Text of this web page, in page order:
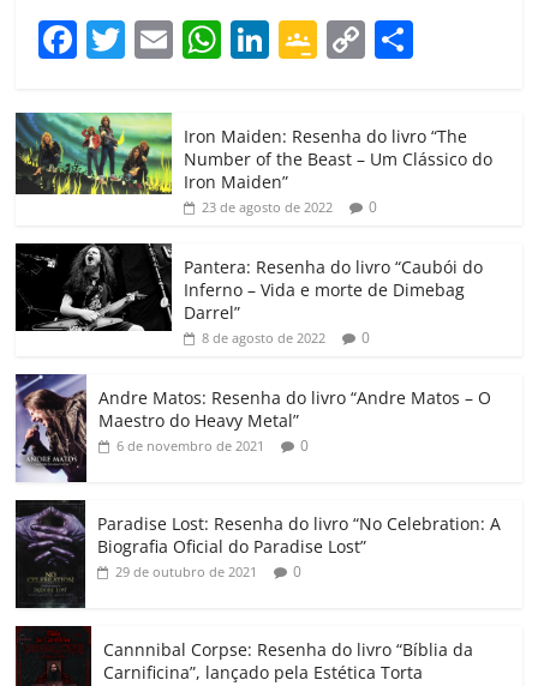
F
c
e
b
o
o
k
T
itt
er
E W
at
s
A
p
Li
e
dI
G
gl
e
Cl
a
ss
ro
o
C
p
y
Li
k
m
p
h
ar
Iron Maiden: Resenha do livro “The
Number of the Beast – Um Clássico do
Iron Maiden”
23 de agosto de 2022 0
Pantera: Resenha do livro “Caubói do
Inferno – Vida e morte de Dimebag
Darrel”
8 de agosto de 2022 0
Andre Matos: Resenha do livro “Andre Matos – O
Maestro do Heavy Metal”
6 de novembro de 2021 0
Paradise Lost: Resenha do livro “No Celebration: A
Biografia Oficial do Paradise Lost”
29 de outubro de 2021 0
Cannnibal Corpse: Resenha do livro “Bíblia da
Carnificina”, lançado pela Estética Torta